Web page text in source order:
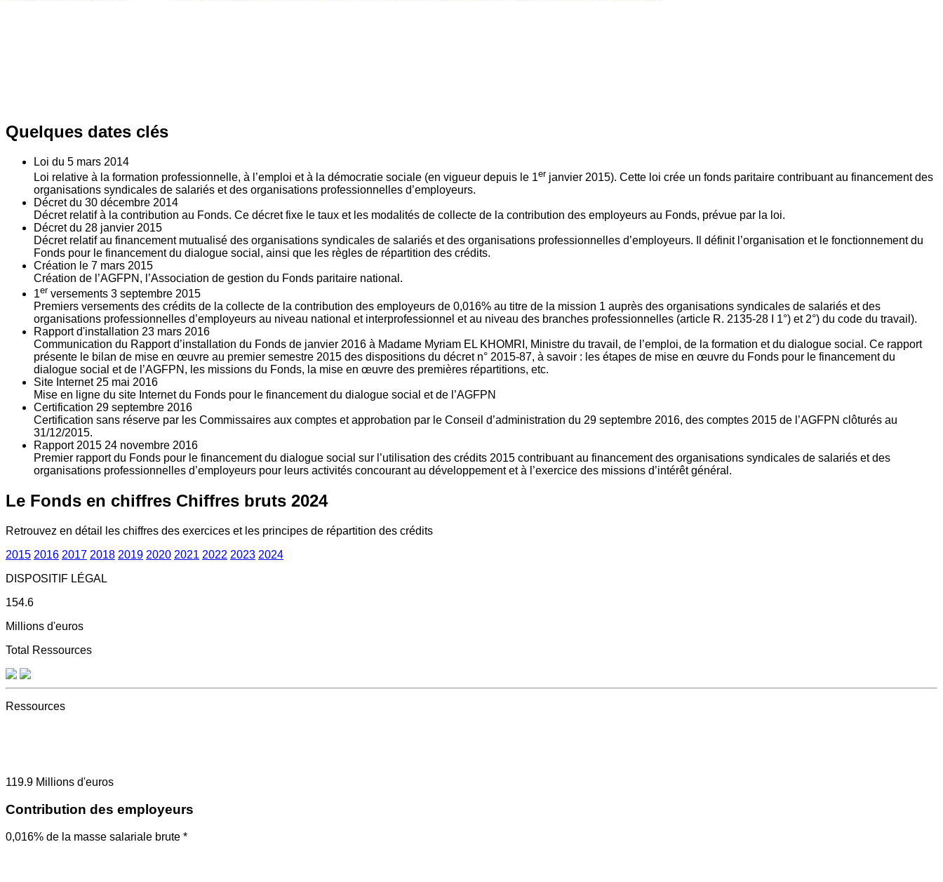
Quelques dates clés
Loi du 5 mars 2014
Loi relative à la formation professionnelle, à l’emploi et à la démocratie sociale (en vigueur depuis le 1er janvier 2015). Cette loi crée un fonds paritaire contribuant au financement des
organisations syndicales de salariés et des organisations professionnelles d’employeurs.
Décret du 30 décembre 2014
Décret relatif à la contribution au Fonds. Ce décret fixe le taux et les modalités de collecte de la contribution des employeurs au Fonds, prévue par la loi.
Décret du 28 janvier 2015
Décret relatif au financement mutualisé des organisations syndicales de salariés et des organisations professionnelles d’employeurs. Il définit l’organisation et le fonctionnement du
Fonds pour le financement du dialogue social, ainsi que les règles de répartition des crédits.
Création le 7 mars 2015
Création de l’AGFPN, l’Association de gestion du Fonds paritaire national.
1er versements 3 septembre 2015
Premiers versements des crédits de la collecte de la contribution des employeurs de 0,016% au titre de la mission 1 auprès des organisations syndicales de salariés et des
organisations professionnelles d’employeurs au niveau national et interprofessionnel et au niveau des branches professionnelles (article R. 2135‐28 I 1°) et 2°) du code du travail).
Rapport d'installation 23 mars 2016
Communication du Rapport d’installation du Fonds de janvier 2016 à Madame Myriam EL KHOMRI, Ministre du travail, de l’emploi, de la formation et du dialogue social. Ce rapport
présente le bilan de mise en œuvre au premier semestre 2015 des dispositions du décret n° 2015-87, à savoir : les étapes de mise en œuvre du Fonds pour le financement du
dialogue social et de l’AGFPN, les missions du Fonds, la mise en œuvre des premières répartitions, etc.
Site Internet 25 mai 2016
Mise en ligne du site Internet du Fonds pour le financement du dialogue social et de l’AGFPN
Certification 29 septembre 2016
Certification sans réserve par les Commissaires aux comptes et approbation par le Conseil d’administration du 29 septembre 2016, des comptes 2015 de l’AGFPN clôturés au
31/12/2015.
Rapport 2015 24 novembre 2016
Premier rapport du Fonds pour le financement du dialogue social sur l’utilisation des crédits 2015 contribuant au financement des organisations syndicales de salariés et des
organisations professionnelles d’employeurs pour leurs activités concourant au développement et à l’exercice des missions d’intérêt général.
Le Fonds en chiffres Chiffres bruts 2024
Retrouvez en détail les chiffres des exercices et les principes de répartition des crédits
2015 2016 2017 2018 2019 2020 2021 2022 2023 2024
DISPOSITIF LÉGAL
154.6
Millions d'euros
Total Ressources
Ressources
119.9 Millions d'euros
Contribution des employeurs
0,016% de la masse salariale brute *